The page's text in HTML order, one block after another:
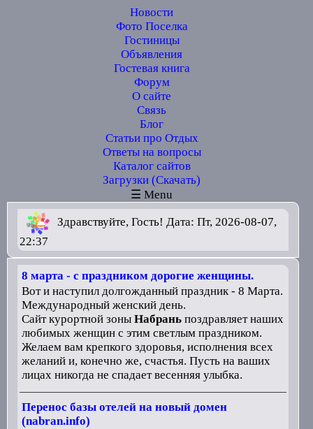
Новости
Фото Поселка
Гостиницы
Объявления
Гостевая книга
Форум
О сайте
Связь
Блог
Статьи про Отдых
Ответы на вопросы
Каталог сайтов
Загрузки (Скачать)
☰ Menu
Здравствуйте, Гость! Дата: Пт, 2026-08-07,
22:37
8 марта - с праздником дорогие женщины.
Вот и наступил долгожданный праздник - 8 Марта.
Международный женский день.
Сайт курортной зоны Набраньпоздравляет наших
любимых женщин с этим светлым праздником.
Желаем вам крепкого здоровья, исполнения всех
желаний и, конечно же, счастья. Пусть на ваших
лицах никогда не спадает весенняя улыбка.
Перенос базы отелей на новый домен
(nabran.info)